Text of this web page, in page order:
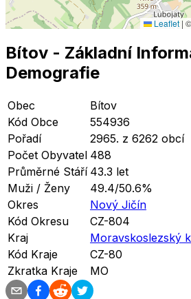
Leaflet | ©
Bítov - Základní
Demografie
Obec
Bítov
Kód Obce
554936
Pořadí
2965. z 6262 obcí
Počet Obyvatel 488
Průměrné Stáří 43.3 let
Muži / Ženy
49.4/50.6%
Okres
Nový Jičín
Kód Okresu
CZ-804
Kraj
Moravskoslezský
Kód Kraje
CZ-80
Zkratka Kraje
MO